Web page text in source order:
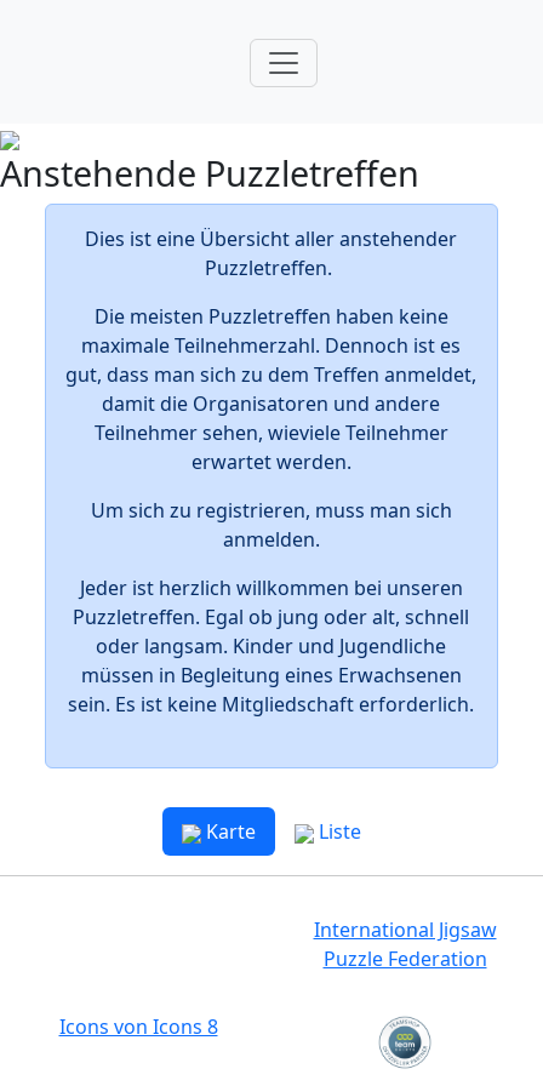
Anstehende Puzzletreffen
Dies ist eine Übersicht aller anstehender
Puzzletreffen.
Die meisten Puzzletreffen haben keine
maximale Teilnehmerzahl. Dennoch ist es
gut, dass man sich zu dem Treffen anmeldet,
damit die Organisatoren und andere
Teilnehmer sehen, wieviele Teilnehmer
erwartet werden.
Um sich zu registrieren, muss man sich
anmelden.
Jeder ist herzlich willkommen bei unseren
Puzzletreffen. Egal ob jung oder alt, schnell
oder langsam. Kinder und Jugendliche
müssen in Begleitung eines Erwachsenen
sein. Es ist keine Mitgliedschaft erforderlich.
Karte Liste
International Jigsaw
Puzzle Federation
Icons von Icons 8